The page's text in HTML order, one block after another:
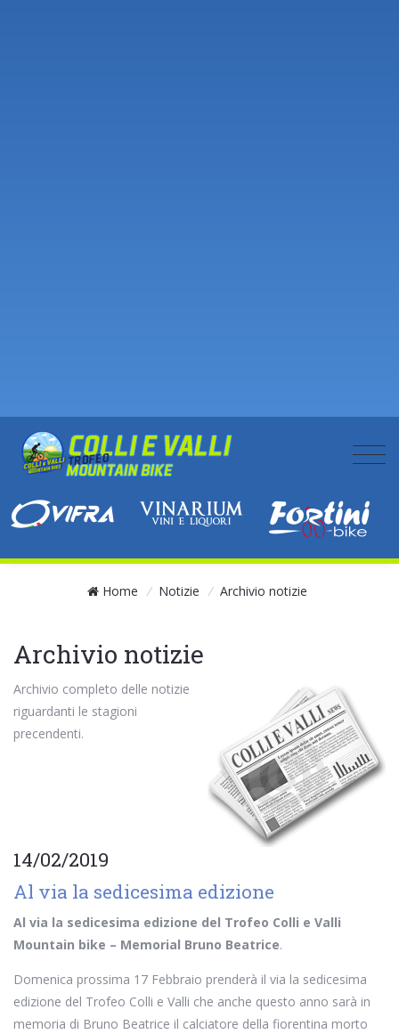
Home / Notizie / Archivio notizie
Archivio notizie
Archivio completo delle notizie
riguardanti le stagioni
precendenti.
14/02/2019
Al via la sedicesima edizione
Al via la sedicesima edizione del Trofeo Colli e Valli
Mountain bike – Memorial Bruno Beatrice.
Domenica prossima 17 Febbraio prenderà il via la sedicesima
edizione del Trofeo Colli e Valli che anche questo anno sarà in
memoria di Bruno Beatrice il calciatore della fiorentina morto